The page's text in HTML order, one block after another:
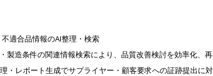
不適合品情報のAI整理・検索
製造条件の関連情報検索により、品質改善検討を効率化、
理・レポート生成でサプライヤー・顧客要求への証跡提出に